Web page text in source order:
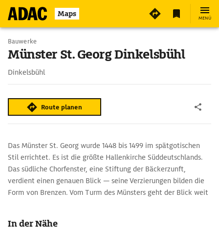
Maps MENÜ
Bauwerke
Münster St. Georg Dinkelsbühl
Dinkelsbühl
Route planen
Das Münster St. Georg wurde 1448 bis 1499 im spätgotischen
Stil errichtet. Es ist die größte Hallenkirche Süddeutschlands.
Das südliche Chorfenster, eine Stiftung der Bäckerzunft,
verdient einen genauen Blick — seine Verzierungen bilden die
Form von Brenzen. Vom Turm des Münsters geht der Blick weit
In der Nähe